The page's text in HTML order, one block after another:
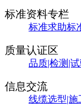
标准资料专栏
标准求助标
质量认证区
品质|检测|
信息交流
线缆选型|施